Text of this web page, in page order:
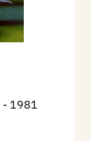
- 1981